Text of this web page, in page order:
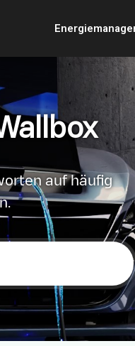
auf häufig